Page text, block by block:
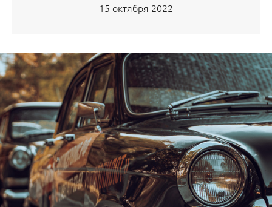
15 октября 2022